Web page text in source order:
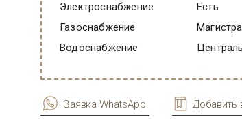
Электроснабжение
есть
Газоснабжение
Водоснабжение
Заявка WhatsApp Добавить